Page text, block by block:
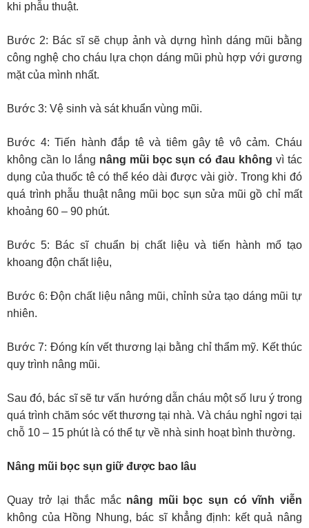
khi phẫu thuật.
Bước 2: Bác sĩ sẽ chụp ảnh và dựng hình dáng mũi bằng
công nghệ cho cháu lựa chọn dáng mũi phù hợp với gương
mặt của mình nhất.
Bước 3: Vệ sinh và sát khuẩn vùng mũi.
Bước 4: Tiến hành đắp tê và tiêm gây tê vô cảm. Cháu
không cần lo lắng nâng mũi bọc sụn có đau không vì tác
dụng của thuốc tê có thể kéo dài được vài giờ. Trong khi đó
quá trình phẫu thuật nâng mũi bọc sụn sửa mũi gồ chỉ mất
khoảng 60 – 90 phút.
Bước 5: Bác sĩ chuẩn bị chất liệu và tiến hành mổ tạo
khoang độn chất liệu,
Bước 6: Độn chất liệu nâng mũi, chỉnh sửa tạo dáng mũi tự
nhiên.
Bước 7: Đóng kín vết thương lại bằng chỉ thẩm mỹ. Kết thúc
quy trình nâng mũi.
Sau đó, bác sĩ sẽ tư vấn hướng dẫn cháu một số lưu ý trong
quá trình chăm sóc vết thương tại nhà. Và cháu nghỉ ngơi tại
chỗ 10 – 15 phút là có thể tự về nhà sinh hoạt bình thường.
Nâng mũi bọc sụn giữ được bao lâu
Quay trở lại thắc mắc nâng mũi bọc sụn có vĩnh viễn
không của Hồng Nhung, bác sĩ khẳng định: kết quả nâng